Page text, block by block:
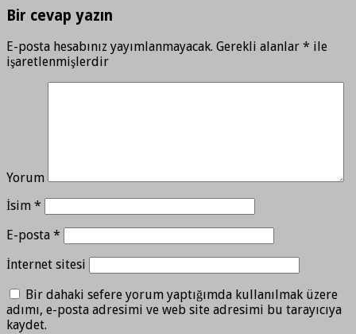
Bir cevap yazın
E-posta hesabınız yayımlanmayacak. Gerekli alanlar * ile
işaretlenmişlerdir
Yorum
İsim *
E-posta *
İnternet sitesi
Bir dahaki sefere yorum yaptığımda kullanılmak üzere
adımı, e-posta adresimi ve web site adresimi bu tarayıcıya
kaydet.